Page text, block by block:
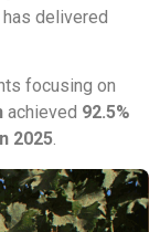
has delivered
focusing on
achieved 92.5%
2025.